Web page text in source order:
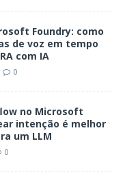
Foundry: como
de voz em tempo
com IA
0
no Microsoft
intenção é melhor
um LLM
0